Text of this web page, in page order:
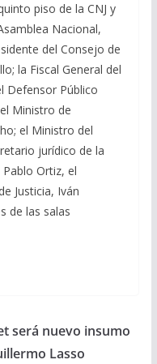
piso de la CNJ y
Nacional,
del Consejo de
la Fiscal General del
Defensor Público
Ministro de
el Ministro del
jurídico de la
Pablo Ortiz, el
Justicia, Iván
de las salas
será nuevo insumo
Lasso